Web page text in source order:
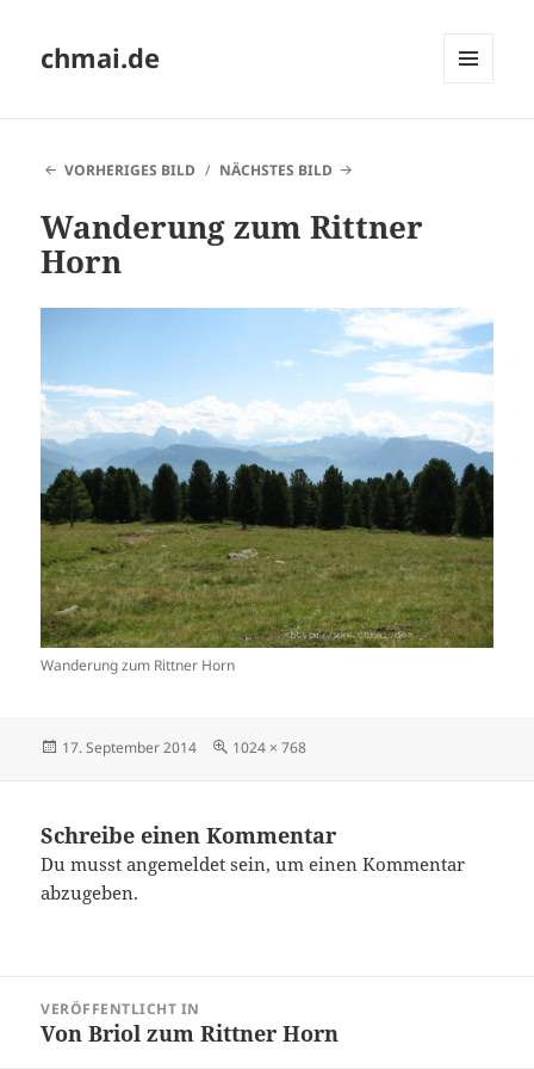
chmai.de
VORHERIGES BILD
NÄCHSTES BILD
Wanderung zum Rittner
Horn
Wanderung zum Rittner Horn
Veröffentlicht
17. September 2014 Originalgröße
1024 × 768
Schreibe einen Kommentar
Du musstangemeldet sein, um einen Kommentar
abzugeben.
VERÖFFENTLICHT IN
Von Briol zum Rittner Horn